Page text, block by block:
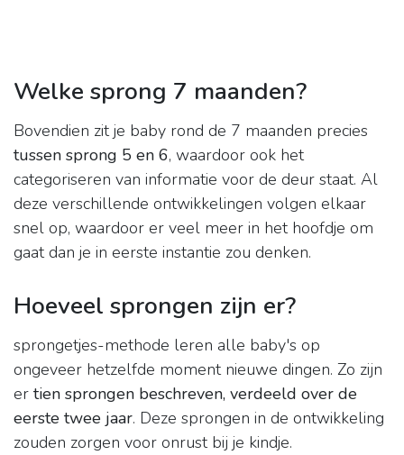
Welke sprong 7 maanden?
Bovendien zit je baby rond de 7 maanden precies
tussen sprong 5 en 6, waardoor ook het
categoriseren van informatie voor de deur staat. Al
deze verschillende ontwikkelingen volgen elkaar
snel op, waardoor er veel meer in het hoofdje om
gaat dan je in eerste instantie zou denken.
Hoeveel sprongen zijn er?
sprongetjes-methode leren alle baby's op
ongeveer hetzelfde moment nieuwe dingen. Zo zijn
er tien sprongen beschreven, verdeeld over de
eerste twee jaar. Deze sprongen in de ontwikkeling
zouden zorgen voor onrust bij je kindje.